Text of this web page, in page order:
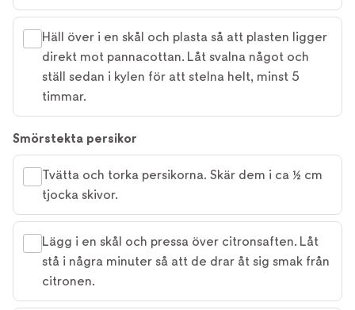
Häll över i en skål och plasta så att plasten ligger
direkt mot pannacottan. Låt svalna något och
ställ sedan i kylen för att stelna helt, minst 5
timmar.
Smörstekta persikor
Tvätta och torka persikorna. Skär dem i ca ½ cm
tjocka skivor.
Lägg i en skål och pressa över citronsaften. Låt
stå i några minuter så att de drar åt sig smak från
citronen.